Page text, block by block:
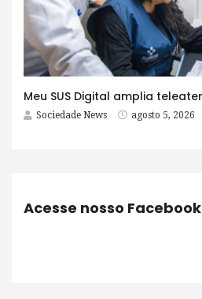
Sociedade News agosto 5, 2026
Acesse nosso Facebook